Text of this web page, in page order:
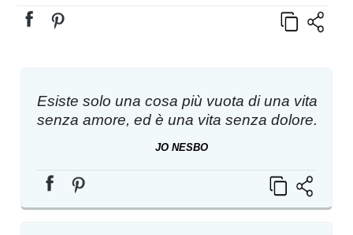
Esiste solo una cosa più vuota di una vita
senza amore, ed è una vita senza dolore.
JO NESBO